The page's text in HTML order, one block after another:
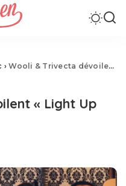
›Wooli & Trivecta dévoilent « Light Up The Sky »
« Light Up